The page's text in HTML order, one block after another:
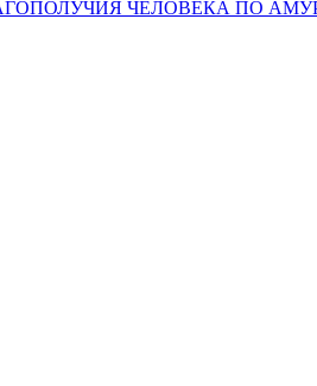
ЧЕЛОВЕКА ПО